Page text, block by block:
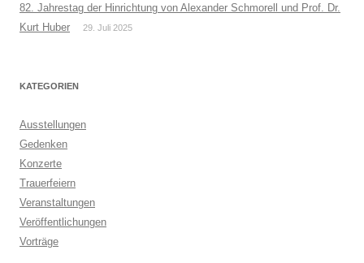
82. Jahrestag der Hinrichtung von Alexander Schmorell und Prof. Dr.
Kurt Huber
29. Juli 2025
KATEGORIEN
Ausstellungen
Gedenken
Konzerte
Trauerfeiern
Veranstaltungen
Veröffentlichungen
Vorträge